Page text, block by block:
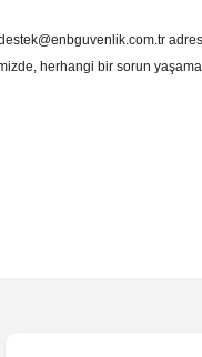
herhangi bir sorun